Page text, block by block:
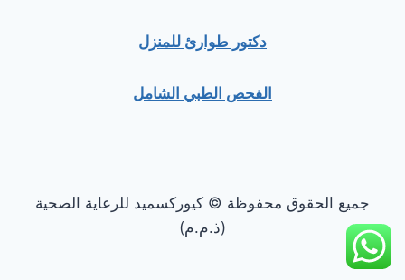
دكتور طوارئ للمنزل
الفحص الطبي الشامل
جميع الحقوق محفوظة © كيوركسميد للرعاية الصحية
(ذ.م.م)